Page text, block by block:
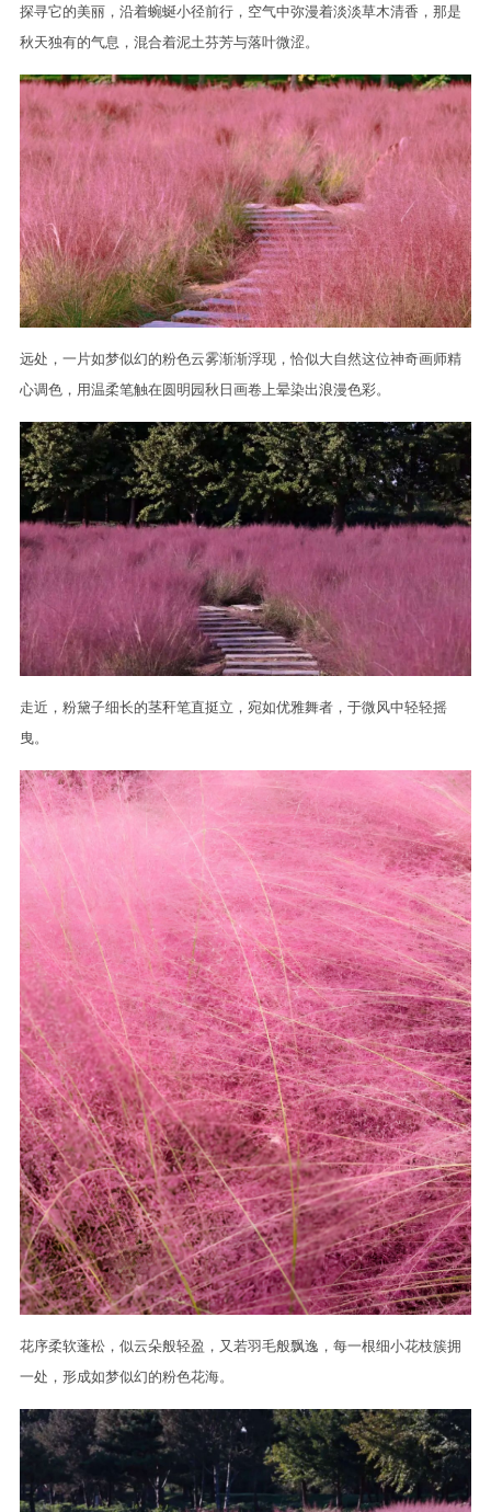
探寻它的美丽，沿着蜿蜒小径前行，空气中弥漫着淡淡草木清香，那是
秋天独有的气息，混合着泥土芬芳与落叶微涩。
远处，一片如梦似幻的粉色云雾渐渐浮现，恰似大自然这位神奇画师精
心调色，用温柔笔触在圆明园秋日画卷上晕染出浪漫色彩。
走近，粉黛子细长的茎秆笔直挺立，宛如优雅舞者，于微风中轻轻摇
曳。
花序柔软蓬松，似云朵般轻盈，又若羽毛般飘逸，每一根细小花枝簇拥
一处，形成如梦似幻的粉色花海。